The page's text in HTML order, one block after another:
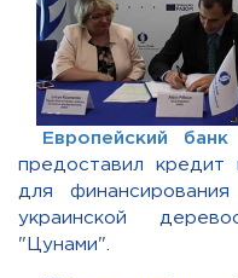
Европейский
предоставил
для
украинской
"Цунами".